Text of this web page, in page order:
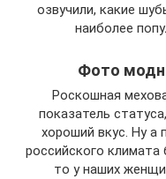
озвучили, какие
наиболее
Фото
Роскошная
показатель
хороший вкус. Ну а
российского
то у наших